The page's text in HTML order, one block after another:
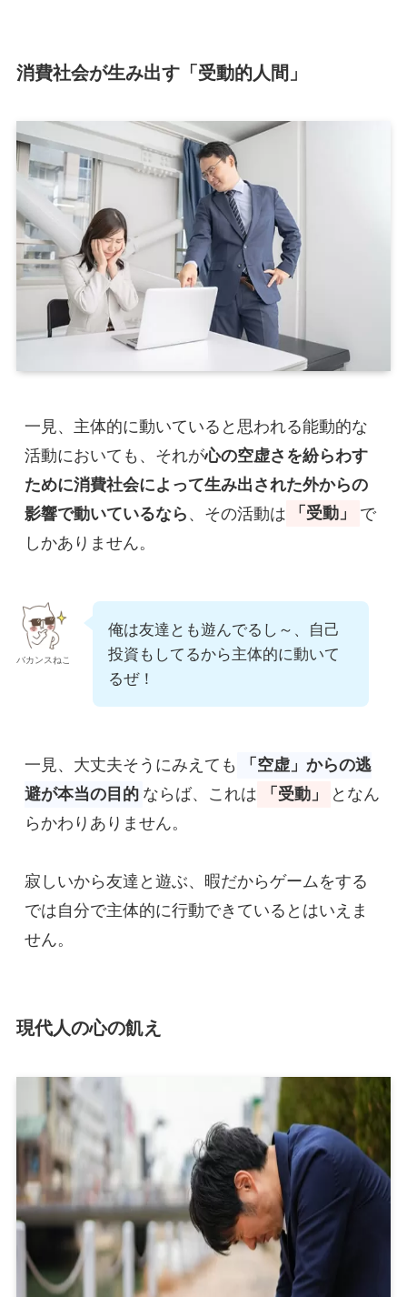
消費社会が生み出す「受動的人間」
一見、主体的に動いていると思われる能動的な
活動においても、それが心の空虚さを紛らわす
ために消費社会によって生み出された外からの
影響で動いているなら 、その活動は 「受動」
で
しかありません。
バカンスねこ
俺は友達とも遊んでるし～、自己
投資もしてるから主体的に動いて
るぜ！
一見、大丈夫そうにみえても
「空虚」からの逃
避が本当の目的 ならば、これは 「受動」
となん
らかわりありません。
寂しいから友達と遊ぶ、暇だからゲームをする
では自分で主体的に行動できているとはいえま
せん。
現代人の心の飢え